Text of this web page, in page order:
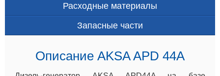
Расходные материалы
Запасные части
Описание AKSA APD 44A